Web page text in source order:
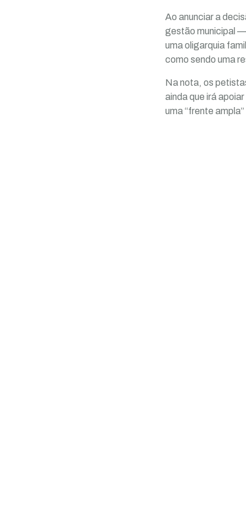
Ao anunciar a
gestão municipal
uma oligarquia
como sendo uma
Na nota, os
ainda que irá
uma “frente